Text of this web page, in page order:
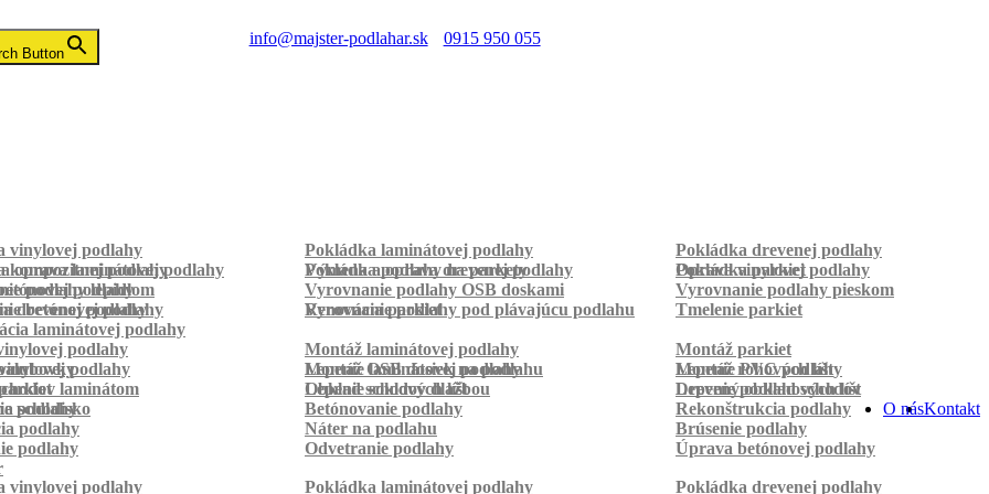
info@majster-podlahar.sk
0915 950 055
Button
vinylovej podlahy Pokládka laminátovej podlahy
Pokládka drevenej podlahy
kompozitnej podlahy Pokládka podlahy na parkety Pokládka parkiet
oprava laminátovej podlahy Výmena a oprava drevenej podlahy
Oprava vinylovej podlahy
podlahy
podlahy lepidlom Vyrovnanie podlahy OSB doskami
Vyrovnanie podlahy pieskom
betónovej podlahy Vyrovnanie podlahy pod plávajúcu podlahu
drevenej podlahy Renovácia parkiet
Tmelenie parkiet
laminátovej podlahy
podlahy Montáž laminátovej podlahy
Montáž parkiet
Montáž OSB dosiek na podlahu
Montáž rohových líšt
podlahy Lepenie laminátovej podlahy
Lepenie PVC podlahy
Lepenie soklových líšt Lepenie podlahových líšt
laminátom Obklad schodov dlažbou
Drevený obklad schodov
schodisko
podlahy Betónovanie podlahy
Rekonštrukcia podlahy
podlahy Náter na podlahu
Brúsenie podlahy
podlahy Odvetranie podlahy
Úprava betónovej podlahy
Kontakt
O nás
vinylovej podlahy Pokládka laminátovej podlahy
Pokládka drevenej podlahy